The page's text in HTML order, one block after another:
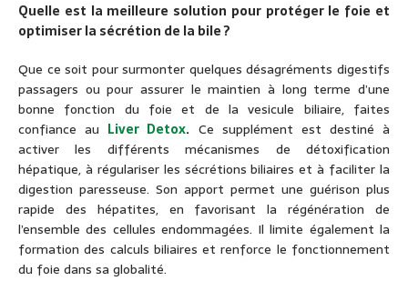
Quelle est la meilleure solution pour protéger le foie et
optimiser la sécrétion de la bile ?
Que ce soit pour surmonter quelques désagréments digestifs
passagers ou pour assurer le maintien à long terme d’une
bonne fonction du foie et de la vesicule biliaire, faites
confiance au Liver Detox. Ce supplément est destiné à
activer les différents mécanismes de détoxification
hépatique, à régulariser les sécrétions biliaires et à faciliter la
digestion paresseuse. Son apport permet une guérison plus
rapide des hépatites, en favorisant la régénération de
l’ensemble des cellules endommagées. Il limite également la
formation des calculs biliaires et renforce le fonctionnement
du foie dans sa globalité.